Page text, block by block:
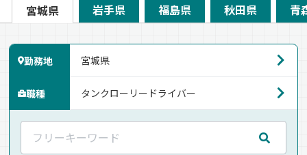
宮城県 岩手県 福島県 秋田県 青
勤務地
職種